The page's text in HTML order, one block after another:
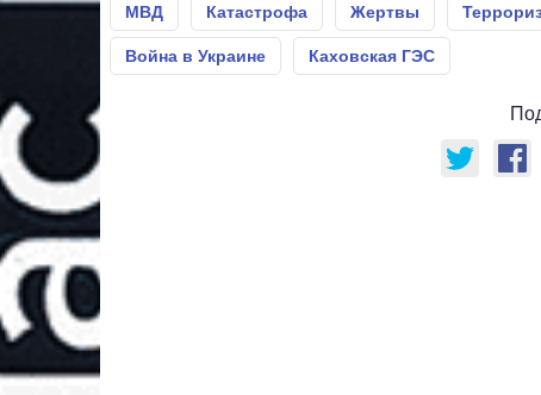
МВД Катастрофа Жертвы
Война в Украине Каховская ГЭС